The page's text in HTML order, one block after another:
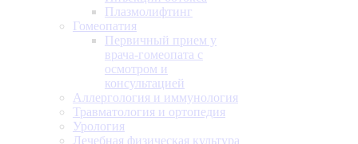
Плазмолифтинг
Гомеопатия
Первичный прием у
врача-гомеопата с
осмотром и
консультацией
Аллергология и иммунология
Травматология и ортопедия
Урология
Лечебная физическая культура